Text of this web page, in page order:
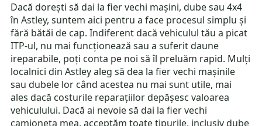
Dacă dorești să dai la fier vechi mașini, dube sau 4x4
în Astley, suntem aici pentru a face procesul simplu și
fără bătăi de cap. Indiferent dacă vehiculul tău a picat
ITP-ul, nu mai funcționează sau a suferit daune
ireparabile, poți conta pe noi să îl preluăm rapid. Mulți
localnici din Astley aleg să dea la fier vechi mașinile
sau dubele lor când acestea nu mai sunt utile, mai
ales dacă costurile reparațiilor depășesc valoarea
vehiculului. Dacă ai nevoie să dai la fier vechi
camioneta mea, acceptăm toate tipurile, inclusiv dube